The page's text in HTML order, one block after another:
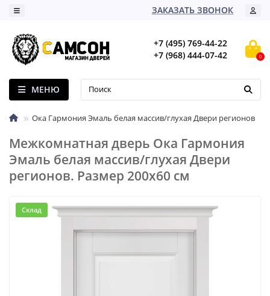
ЗАКАЗАТЬ ЗВОНОК
+7 (495) 769-44-22
+7 (968) 444-07-42
0
МЕНЮ
Ока Гармония Эмаль белая массив/глухая Двери регионов
Межкомнатная дверь Ока Гармония
Эмаль белая массив/глухая Двери
регионов. Размер 200x60 см
Склад